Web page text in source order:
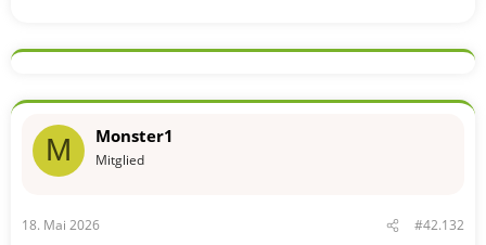
M Monster1
Mitglied
18. Mai 2026 #42.132